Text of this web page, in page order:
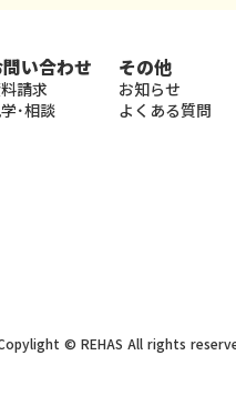
い合わせ
請求
･相談
その他
お知らせ
よくある質問
© REHAS All rights